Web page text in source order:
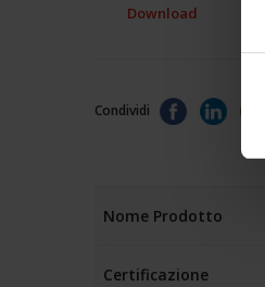
Download
Condividi
Nome Prodotto
Certificazione